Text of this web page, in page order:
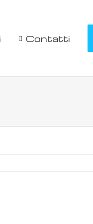
Contatti